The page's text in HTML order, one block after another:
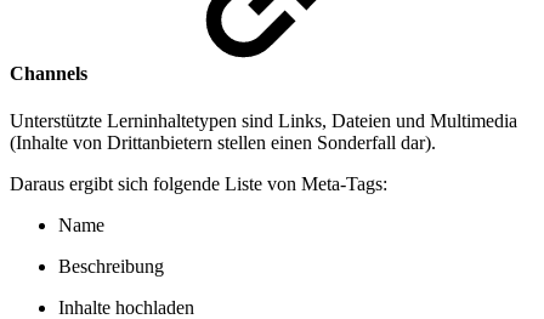
Channels
Unterstützte Lerninhaltetypen sind Links, Dateien und Multimedia
(Inhalte von Drittanbietern stellen einen Sonderfall dar).
Daraus ergibt sich folgende Liste von Meta-Tags:
Name
Beschreibung
Inhalte hochladen